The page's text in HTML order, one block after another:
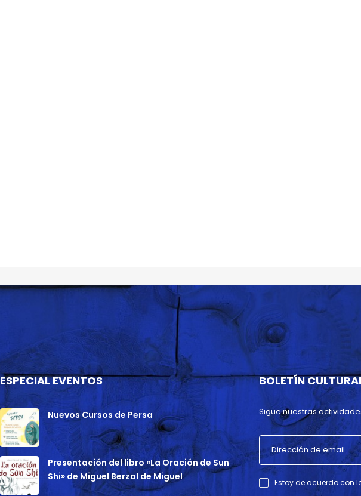
ESPECIAL EVENTOS
Nuevos Cursos de Persa
Presentación del libro «La Oración de Sun
Shi» de Miguel Berzal de Miguel
BOLETÍN
Sigue nuestras
Estoy de acuerdo con